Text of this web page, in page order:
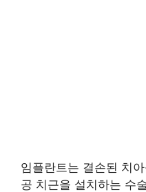
임플란트는 결손된 치
공 치근을 설치하는 수